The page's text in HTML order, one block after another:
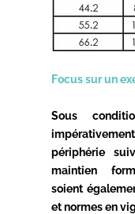
Focus sur un
Sous
périphérie
maintien
soient
etnormes en